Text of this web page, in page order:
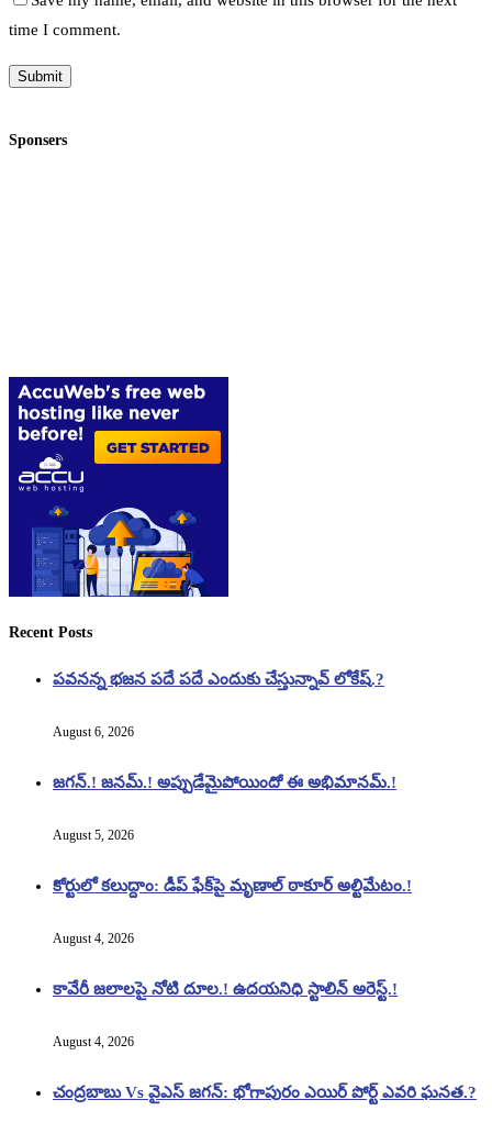
time I comment.
Sponsers
Recent Posts
పవనన్న భజన పదే పదే ఎందుకు చేస్తున్నావ్ లోకేష్.?
August 6, 2026
జగన్.! జనమ్.! అప్పుడేమైపోయిందో ఈ అభిమానమ్.!
August 5, 2026
కోర్టులో కలుద్దాం: డీప్ ఫేక్‌పై మృణాల్ ఠాకూర్ అల్టిమేటం.!
August 4, 2026
కావేరీ జలాలపై నోటి దూల.! ఉదయనిధి స్టాలిన్ అరెస్ట్.!
August 4, 2026
చంద్రబాబు Vs వైఎస్ జగన్: భోగాపురం ఎయిర్ పోర్ట్ ఎవరి ఘనత.?